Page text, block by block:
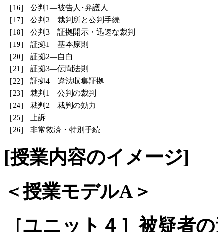
［16］
公判1―被告人･弁護人
［17］
公判2―裁判所と公判手続
［18］
公判3―証拠開示・迅速な裁判
［19］
証拠1―基本原則
［20］
証拠2―自白
［21］
証拠3―伝聞法則
［22］
証拠4―違法収集証拠
［23］
裁判1―公判の裁判
［24］
裁判2―裁判の効力
［25］
上訴
［26］
非常救済・特別手続
[授業内容のイメージ]
＜授業モデルA＞
［ユニット４］被疑者